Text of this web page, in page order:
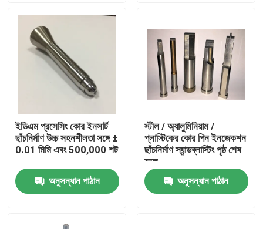
বাড়ি
আমাদের সম্পর্কে
পণ্য
যথার্থ ছাঁচ অংশ
প্লাস্টিক ইনজেকশন ছাঁচ অংশ
ইডিএম প্রসেসিং কোর ইনসার্ট
ছাঁচনির্মাণ উচ্চ সহনশীলতা সঙ্গে ±
0.01 মিমি এবং 500,000 শট
অনুসন্ধান পাঠান
স্টীল / অ্যালুমিনিয়াম /
প্লাস্টিকের কোর পিন ইনজেকশন
ছাঁচনির্মাণ স্যান্ডব্লাস্টিং পৃষ্ঠ শেষ
সঙ্গে
অনুসন্ধান পাঠান